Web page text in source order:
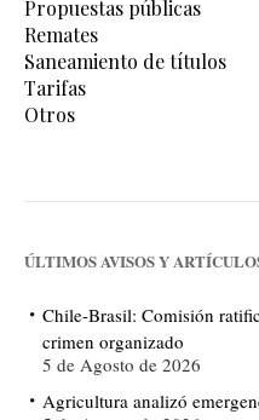
Propuestas públicas
Remates
Saneamiento de títulos
Tarifas
Otros
ÚLTIMOS AVISOS Y
Chile-Brasil: Comisión
crimen organizado
5 de Agosto de 2026
Agricultura analizó